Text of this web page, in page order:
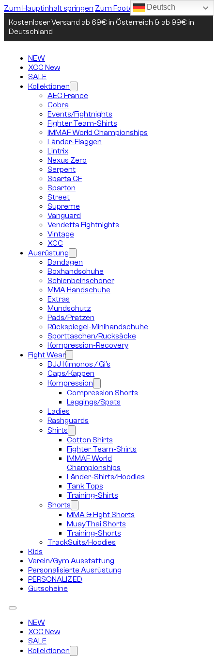
Zum Hauptinhalt springen Zum Footer springen
Kostenloser Versand ab 69€ in Österreich & ab 99€ in
Deutschland
NEW
XCC New
SALE
Kollektionen
AEC France
Cobra
Events/Fightnights
Fighter Team-Shirts
IMMAF World Championships
Länder-Flaggen
Lintrix
Nexus Zero
Serpent
Sparta CF
Sparton
Street
Supreme
Vanguard
Vendetta Fightnights
Vintage
XCC
Ausrüstung
Bandagen
Boxhandschuhe
Schienbeinschoner
MMA Handschuhe
Extras
Mundschutz
Pads/Pratzen
Rückspiegel-Minihandschuhe
Sporttaschen/Rucksäcke
Kompression-Recovery
Fight Wear
BJJ Kimonos / Gi’s
Caps/Kappen
Kompression
Compression Shorts
Leggings/Spats
Ladies
Rashguards
Shirts
Cotton Shirts
Fighter Team-Shirts
IMMAF World
Championships
Länder-Shirts/Hoodies
Tank Tops
Training-Shirts
Shorts
MMA & Fight Shorts
MuayThai Shorts
Training-Shorts
TrackSuits/Hoodies
Kids
Verein/Gym Ausstattung
Personalisierte Ausrüstung
PERSONALIZED
Gutscheine
NEW
XCC New
SALE
Kollektionen
Deutsch